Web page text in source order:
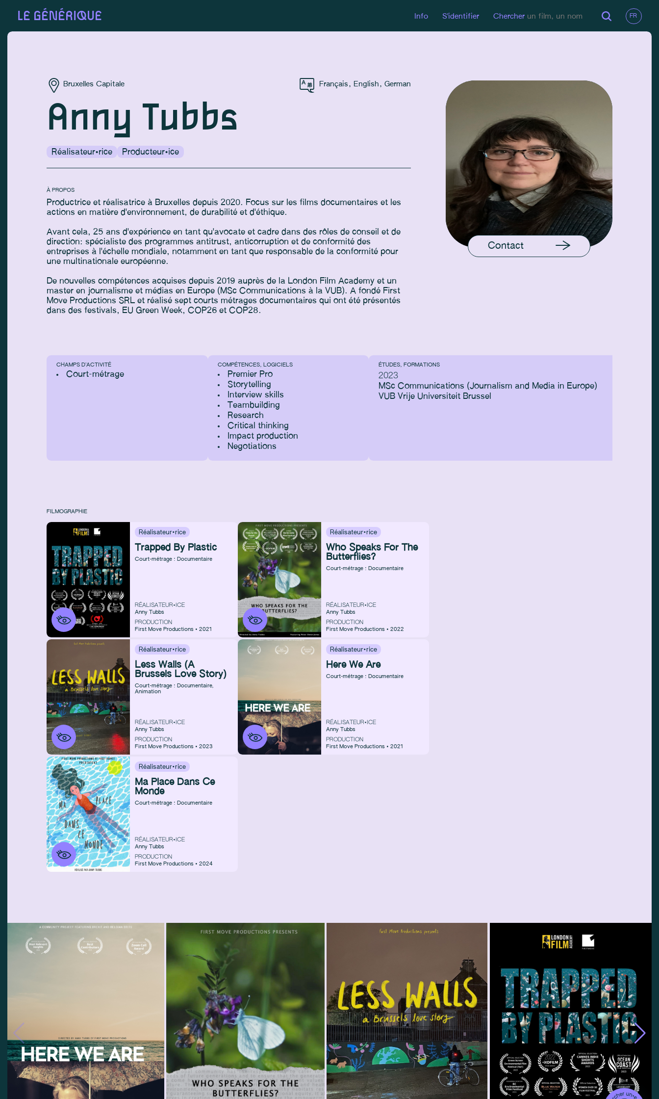
LE GÉNÉRIQUE Info S'identifier Chercher
Bruxelles Capitale Français , English , German
Anny Tubbs
Réalisateur·rice Producteur·ice
À PROPOS
Productrice et réalisatrice à Bruxelles depuis 2020. Focus sur les films documentaires et les
actions en matière d'environnement, de durabilité et d'éthique.
Avant cela, 25 ans d'expérience en tant qu'avocate et cadre dans des rôles de conseil et de
direction: spécialiste des programmes antitrust, anticorruption et de conformité des
entreprises à l'échelle mondiale, notamment en tant que responsable de la conformité pour
une multinationale européenne.
De nouvelles compétences acquises depuis 2019 auprès de la London Film Academy et un
master en journalisme et médias en Europe (MSc Communications à la VUB). A fondé First
Move Productions SRL et réalisé sept courts métrages documentaires qui ont été présentés
dans des festivals, EU Green Week, COP26 et COP28.
EN LIGNE
Site Pro
EMAIL
anny.tubbs@icloud.com
Contact
CHAMPS D’ACTIVITÉ
Court-métrage
COMPÉTENCES, LOGICIELS
Premier Pro
Storytelling
Interview skills
Teambuilding
Research
Critical thinking
Impact production
Negotiations
ÉTUDES, FORMATIONS
2023
MSc Communications (Journalism and Media in Europe)
VUB Vrije Universiteit Brussel
FILMOGRAPHIE
Réalisateur·rice
Trapped By Plastic
Court-métrage : Documentaire
RÉALISATEUR•ICE
Anny Tubbs
PRODUCTION
First Move Productions • 2021
Réalisateur·rice
Who Speaks For The
Butterflies?
Court-métrage : Documentaire
RÉALISATEUR•ICE
Anny Tubbs
PRODUCTION
First Move Productions • 2022
Réalisateur·rice
Less Walls (A
Brussels Love Story)
Court-métrage : Documentaire,
Animation
RÉALISATEUR•ICE
Anny Tubbs
PRODUCTION
First Move Productions • 2023
Réalisateur·rice
Here We Are
Court-métrage : Documentaire
RÉALISATEUR•ICE
Anny Tubbs
PRODUCTION
First Move Productions • 2021
Réalisateur·rice
Ma Place Dans Ce
Monde
Court-métrage : Documentaire
RÉALISATEUR•ICE
Anny Tubbs
PRODUCTION
First Move Productions • 2024